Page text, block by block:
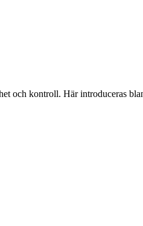
och kontroll. Här introduceras